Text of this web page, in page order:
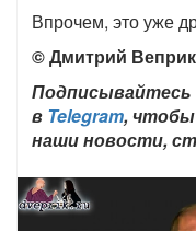
Впрочем, это уже
© Дмитрий Веприк
Подписывайтесь
в Telegram,
наши новости,